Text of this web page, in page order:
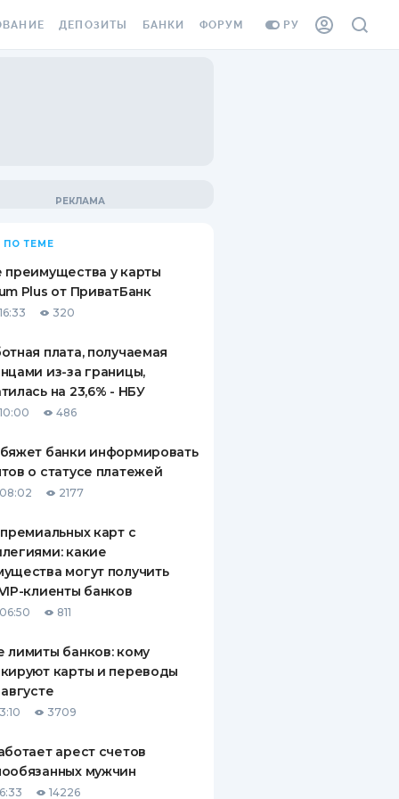
РУ
ВИНЬЕТКА
СОТРУДНИКОВ
ОТ
СЛУЧАЕВ
ПОЛИСЫ
О СТРАХОВЫХ
ДЕПОЗИТЫ
ВОПРОСЫ И ОТВЕТЫ
ПУТЕВОДИТЕЛИ ПО
БАНКИ ФОРУМ
ПО ТЕМЕ
преимущества у карты
Plus от ПриватБанк
320
плата, получаемая
из-за границы,
на 23,6% - НБУ
486
банки информировать
о статусе платежей
2177
карт с
какие
могут получить
клиенты банков
811
лимиты банков: кому
карты и переводы
3709
арест счетов
мужчин
14226